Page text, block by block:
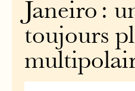
Janeiro :
toujours